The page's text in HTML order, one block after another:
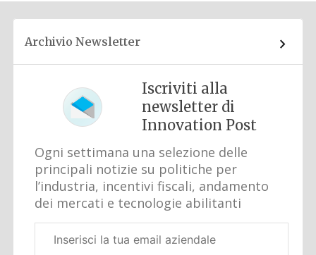
Archivio Newsletter
Iscriviti alla
newsletter di
Innovation Post
Ogni settimana una selezione delle
principali notizie su politiche per
l’industria, incentivi fiscali, andamento
dei mercati e tecnologie abilitanti
aziendale